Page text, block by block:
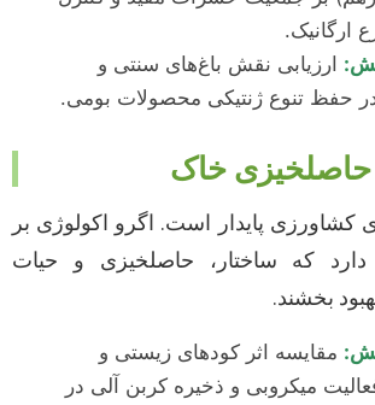
ارگانیک.
ارزیابی نقش باغ‌های سنتی و
حفظ تنوع ژنتیکی محصولات بومی.
کشاورزی پایدار است. اگرو اکولوژی بر
دارد که ساختار، حاصلخیزی و حیات
بخشند.
مقایسه اثر کودهای زیستی و
میکروبی و ذخیره کربن آلی در